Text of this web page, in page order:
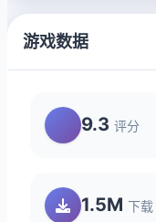
游戏数据
9.3 评分
1.5M 下载